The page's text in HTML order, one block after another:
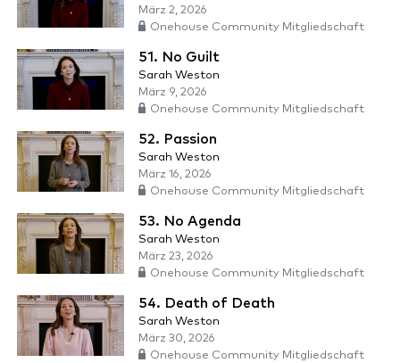
März 2, 2026
Onehouse Community Mitgliedschaft
51. No Guilt
Sarah Weston
März 9, 2026
Onehouse Community Mitgliedschaft
52. Passion
Sarah Weston
März 16, 2026
Onehouse Community Mitgliedschaft
53. No Agenda
Sarah Weston
März 23, 2026
Onehouse Community Mitgliedschaft
54. Death of Death
Sarah Weston
März 30, 2026
Onehouse Community Mitgliedschaft